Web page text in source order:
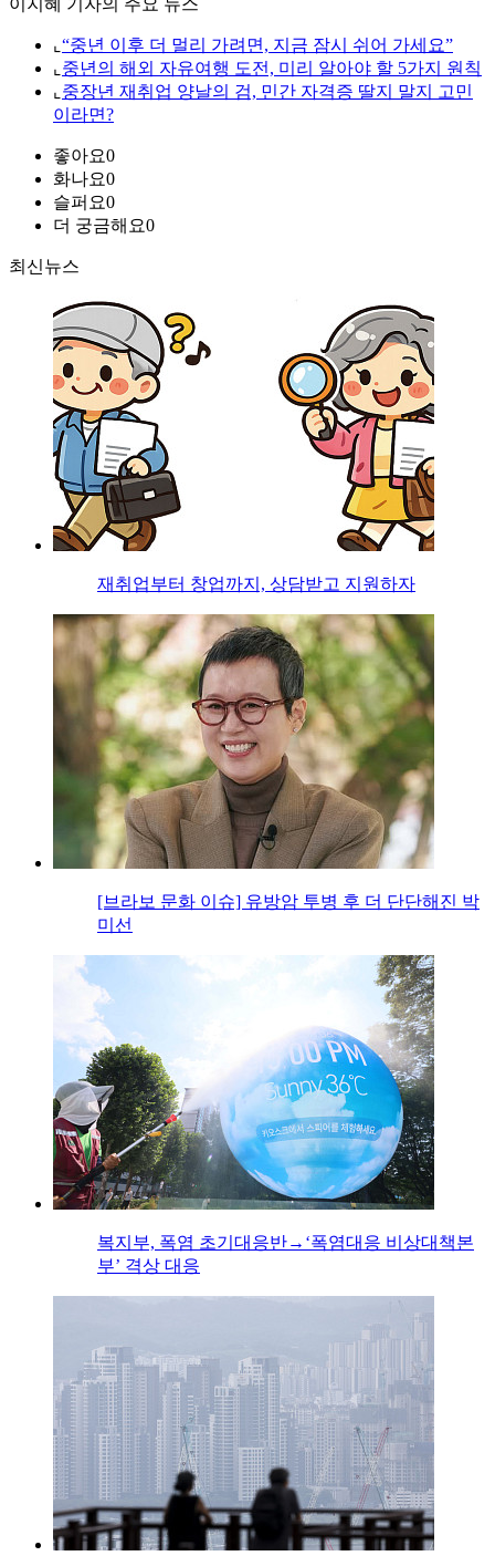
이지혜 기자의 주요 뉴스
⌞ “중년 이후 더 멀리 가려면, 지금 잠시 쉬어 가세요”
⌞ 중년의 해외 자유여행 도전, 미리 알아야 할 5가지 원칙
⌞ 중장년 재취업 양날의 검, 민간 자격증 딸지 말지 고민
이라면?
좋아요0
화나요0
슬퍼요0
더 궁금해요0
최신뉴스
재취업부터 창업까지, 상담받고 지원하자
[브라보 문화 이슈] 유방암 투병 후 더 단단해진 박
미선
복지부, 폭염 초기대응반→‘폭염대응 비상대책본
부’ 격상 대응